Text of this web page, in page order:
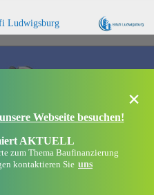
Ludwigsburg
×
Webseite besuchen!
AKTUELL
zum Thema Baufinanzierung
kontaktieren Sie uns